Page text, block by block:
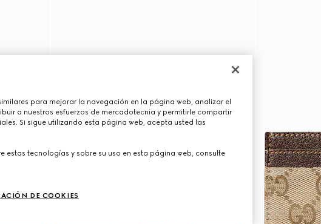
para mejorar la navegación en la página web, analizar el
a nuestros esfuerzos de mercadotecnia y permitirle compartir
Si sigue utilizando esta página web, acepta usted las
estas tecnologías y sobre su uso en esta página web, consulte
DE COOKIES